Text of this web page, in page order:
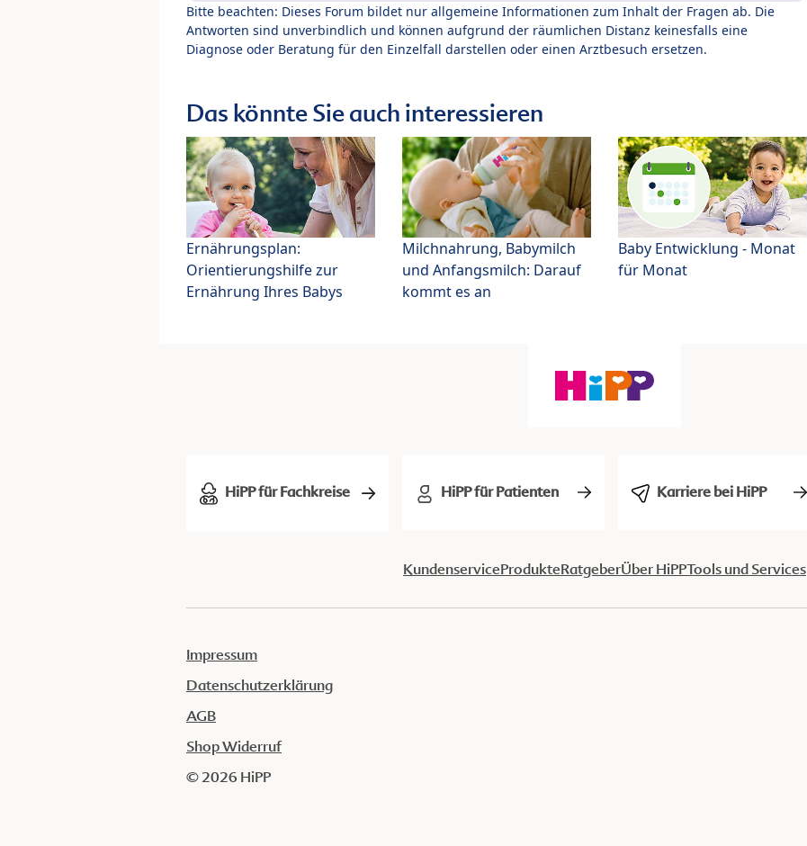
Bitte beachten: Dieses Forum bildet nur allgemeine Informationen zum Inhalt der Fragen ab. Die
Antworten sind unverbindlich und können aufgrund der räumlichen Distanz keinesfalls eine
Diagnose oder Beratung für den Einzelfall darstellen oder einen Arztbesuch ersetzen.
Das könnte Sie auch interessieren
Ernährungsplan:
Orientierungshilfe zur
Ernährung Ihres Babys
Milchnahrung, Babymilch
und Anfangsmilch: Darauf
kommt es an
Baby Entwicklung - Monat
für Monat
HiPP für Fachkreise HiPP für Patienten Karriere bei HiPP
KundenserviceProdukteRatgeberÜber HiPPTools und Services
Impressum
Datenschutzerklärung
AGB
Shop Widerruf
© 2026 HiPP